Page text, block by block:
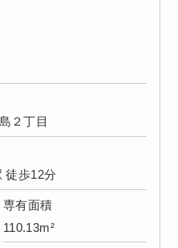
２丁目
徒歩12分
専有面積
110.13m²